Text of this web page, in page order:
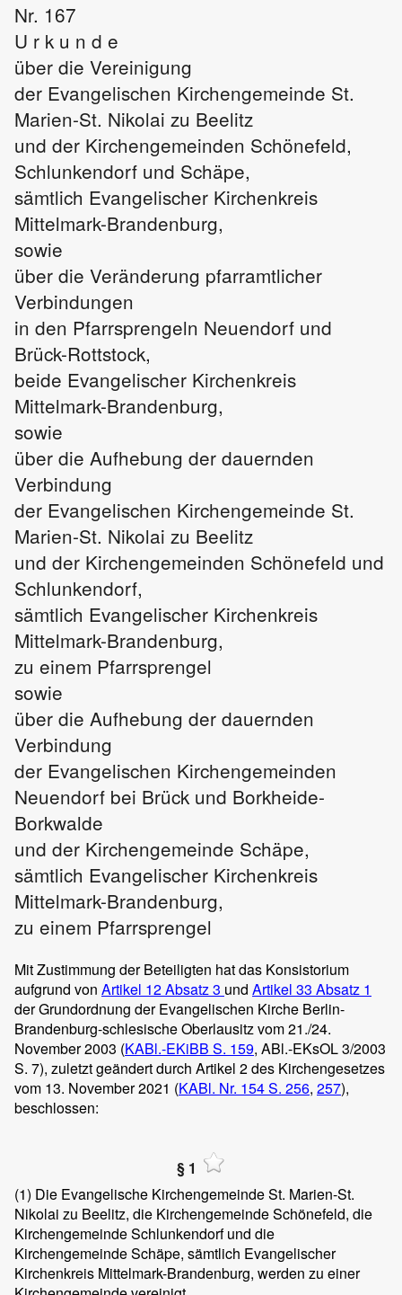
Nr. 167
U r k u n d e
über die Vereinigung
der Evangelischen Kirchengemeinde St.
Marien-St. Nikolai zu Beelitz
und der Kirchengemeinden Schönefeld,
Schlunkendorf und Schäpe,
sämtlich Evangelischer Kirchenkreis
Mittelmark-Brandenburg,
sowie
über die Veränderung pfarramtlicher
Verbindungen
in den Pfarrsprengeln Neuendorf und
Brück-Rottstock,
beide Evangelischer Kirchenkreis
Mittelmark-Brandenburg,
sowie
über die Aufhebung der dauernden
Verbindung
der Evangelischen Kirchengemeinde St.
Marien-St. Nikolai zu Beelitz
und der Kirchengemeinden Schönefeld und
Schlunkendorf,
sämtlich Evangelischer Kirchenkreis
Mittelmark-Brandenburg,
zu einem Pfarrsprengel
sowie
über die Aufhebung der dauernden
Verbindung
der Evangelischen Kirchengemeinden
Neuendorf bei Brück und Borkheide-
Borkwalde
und der Kirchengemeinde Schäpe,
sämtlich Evangelischer Kirchenkreis
Mittelmark-Brandenburg,
zu einem Pfarrsprengel
Mit Zustimmung der Beteiligten hat das Konsistorium
aufgrund von Artikel 12 Absatz 3 und Artikel 33 Absatz 1
der Grundordnung der Evangelischen Kirche Berlin-
Brandenburg-schlesische Oberlausitz vom 21./24.
November 2003 (KABl.-EKiBB S. 159, ABl.-EKsOL 3/2003
S. 7), zuletzt geändert durch Artikel 2 des Kirchengesetzes
vom 13. November 2021 (KABl. Nr. 154S. 256, 257),
beschlossen:
§ 1
(1) Die Evangelische Kirchengemeinde St. Marien-St.
Nikolai zu Beelitz, die Kirchengemeinde Schönefeld, die
Kirchengemeinde Schlunkendorf und die
Kirchengemeinde Schäpe, sämtlich Evangelischer
Kirchenkreis Mittelmark-Brandenburg, werden zu einer